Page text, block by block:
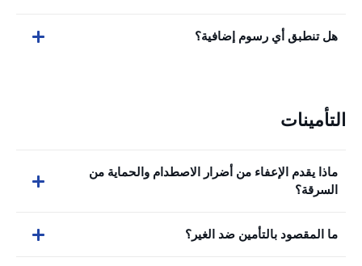
هل تنطبق أي رسوم إضافية؟
التأمينات
ماذا يقدم الإعفاء من أضرار الاصطدام والحماية من
السرقة؟
ما المقصود بالتأمين ضد الغير؟